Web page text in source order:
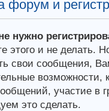
форум и
нужно
этого и не делать.
свои сообщения,
возможности,
участие в
это сделать.